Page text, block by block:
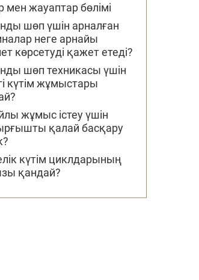
мен жауаптар бөлімі
шөп үшін арналған
неге арнайы
көрсетуді қажет етеді?
шөп техникасы үшін
күтім жұмыстары
жұмыс істеу үшін
қалай басқару
күтім циклдарының
қандай?